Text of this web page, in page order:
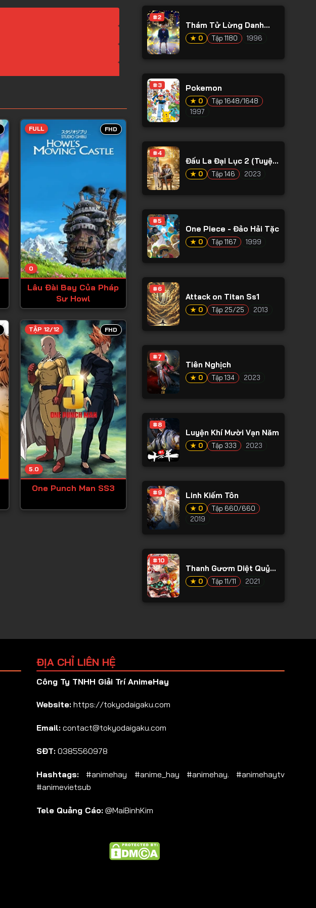
FHD
0
FULL
Lâu Đài Bay Của Pháp
Sư Howl
FHD
5.0
TẬP 12/12
One Punch Man SS3
#2
Thám Tử Lừng Danh
Conan
★ 0 Tập 1180 1996
#3 Pokemon
★ 0
Tập 1648/1648
1997
#4
Đấu La Đại Lục 2 (Tuyệt
Thế Đường Môn)
★ 0 Tập 146 2023
#5
One Piece - Đảo Hải Tặc
★ 0 Tập 1167 1999
#6
Attack on Titan Ss1
★ 0 Tập 25/25 2013
#7
Tiên Nghịch
★ 0 Tập 134 2023
#8
Luyện Khí Mười Vạn Năm
★ 0 Tập 333 2023
#9 Linh Kiếm Tôn
★ 0
Tập 660/660
2019
#10
Thanh Gươm Diệt Quỷ
Phần 2
★ 0 Tập 11/11 2021
ĐỊA CHỈ LIÊN HỆ
Công Ty TNHH Giải Trí AnimeHay
Website: https://tokyodaigaku.com
Email: contact@tokyodaigaku.com
SĐT: 0385560978
Hashtags: #animehay #anime_hay #animehay. #animehaytv
#animevietsub
Tele Quảng Cáo: @MaiBinhKim